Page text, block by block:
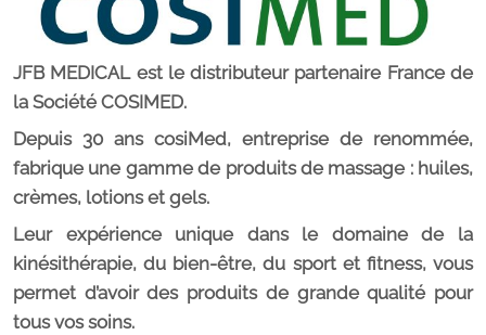
JFB MEDICAL est le distributeur partenaire France de
la Société COSIMED.
Depuis 30 ans cosiMed, entreprise de renommée,
fabrique une gamme de produits de massage : huiles,
crèmes, lotions et gels.
Leur expérience unique dans le domaine de la
kinésithérapie, du bien-être, du sport et fitness, vous
permet d’avoir des produits de grande qualité pour
tous vos soins.